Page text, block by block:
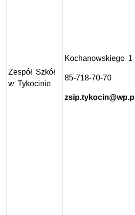
Zespół Szkół
w Tykocinie
Kochanowskiego 1
85-718-70-70
zsip.tykocin@wp.pl